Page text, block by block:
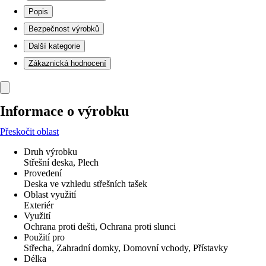
Popis
Bezpečnost výrobků
Další kategorie
Zákaznická hodnocení
Informace o výrobku
Přeskočit oblast
Druh výrobku
Střešní deska, Plech
Provedení
Deska ve vzhledu střešních tašek
Oblast využití
Exteriér
Využití
Ochrana proti dešti, Ochrana proti slunci
Použití pro
Střecha, Zahradní domky, Domovní vchody, Přístavky
Délka